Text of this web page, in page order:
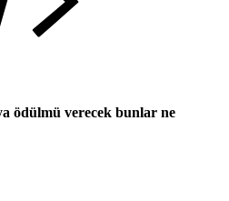
ödülmü verecek bunlar ne